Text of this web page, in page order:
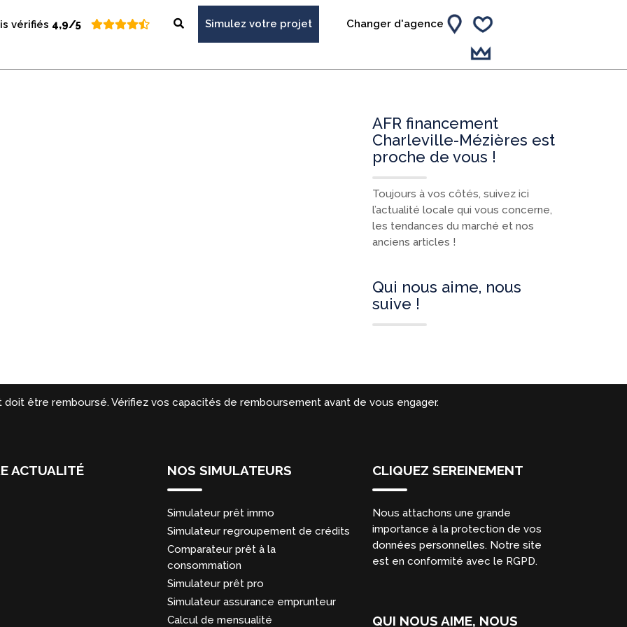
vérifiés 4,9/5 Simulez votre projet Changer d'agence
AFR financement
Charleville-Mézières est
proche de vous !
Toujours à vos côtés, suivez ici
l’actualité locale qui vous concerne,
les tendances du marché et nos
anciens articles !
Qui nous aime, nous
suive !
être remboursé. Vérifiez vos capacités de remboursement avant de vous engager.
ACTUALITÉ NOS SIMULATEURS
Simulateur prêt immo
Simulateur regroupement de crédits
Comparateur prêt à la
consommation
Simulateur prêt pro
Simulateur assurance emprunteur
Calcul de mensualité
CLIQUEZ SEREINEMENT
Nous attachons une grande
importance à la protection de vos
données personnelles. Notre site
est en conformité avec le RGPD.
QUI NOUS AIME, NOUS